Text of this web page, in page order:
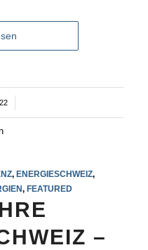
, ENERGIESCHWEIZ,
, FEATURED
–